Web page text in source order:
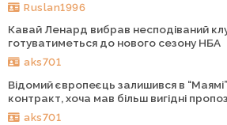
Ruslan1996
Кавай Ленард вибрав несподіваний
готуватиметься до нового сезону НБА
aks701
Відомий європеєць залишився в
контракт, хоча мав більш вигідні
aks701